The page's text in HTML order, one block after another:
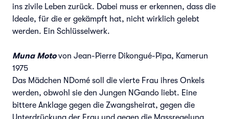
ins zivile Leben zurück. Dabei muss er erkennen, dass die
Ideale, für die er gekämpft hat, nicht wirklich gelebt
werden. Ein Schlüsselwerk.
Muna Moto von Jean-Pierre Dikongué-Pipa, Kamerun
1975
Das Mädchen NDomé soll die vierte Frau ihres Onkels
werden, obwohl sie den Jungen NGando liebt. Eine
bittere Anklage gegen die Zwangsheirat, gegen die